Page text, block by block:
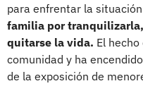
para enfrentar la
familia por
quitarse la vida. El
comunidad y ha
de la exposición de